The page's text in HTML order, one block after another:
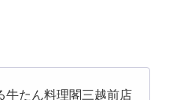
牛たん料理閣三越前店